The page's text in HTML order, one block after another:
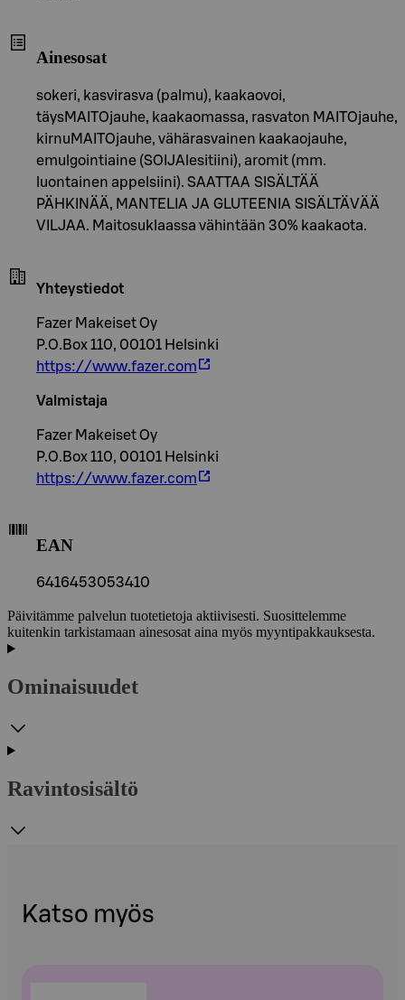
Ainesosat
sokeri, kasvirasva (palmu), kaakaovoi,
täysMAITOjauhe, kaakaomassa, rasvaton MAITOjauhe,
kirnuMAITOjauhe, vähärasvainen kaakaojauhe,
emulgointiaine (SOIJAlesitiini), aromit (mm.
luontainen appelsiini). SAATTAA SISÄLTÄÄ
PÄHKINÄÄ, MANTELIA JA GLUTEENIA SISÄLTÄVÄÄ
VILJAA. Maitosuklaassa vähintään 30% kaakaota.
Yhteystiedot
Fazer Makeiset Oy
P.O.Box 110, 00101 Helsinki
https://www.fazer.com
Valmistaja
Fazer Makeiset Oy
P.O.Box 110, 00101 Helsinki
https://www.fazer.com
EAN
6416453053410
Päivitämme palvelun tuotetietoja aktiivisesti. Suosittelemme
kuitenkin tarkistamaan ainesosat aina myös myyntipakkauksesta.
Ominaisuudet
Ravintosisältö
Katso myös